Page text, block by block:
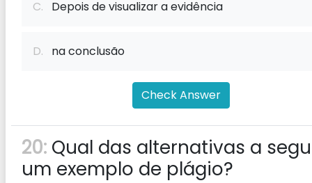
C. Depois de visualizar a evidência
D. na conclusão
Check Answer
20: Qual das alternativas a
um exemplo de plágio?